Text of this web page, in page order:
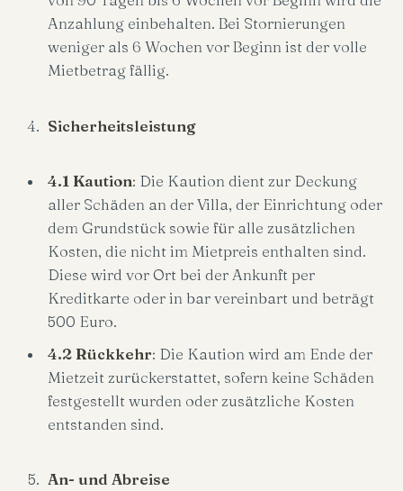
Anzahlung einbehalten. Bei Stornierungen
weniger als 6 Wochen vor Beginn ist der volle
Mietbetrag fällig.
Sicherheitsleistung
4.1 Kaution: Die Kaution dient zur Deckung
aller Schäden an der Villa, der Einrichtung oder
dem Grundstück sowie für alle zusätzlichen
Kosten, die nicht im Mietpreis enthalten sind.
Diese wird vor Ort bei der Ankunft per
Kreditkarte oder in bar vereinbart und beträgt
500 Euro.
4.2 Rückkehr: Die Kaution wird am Ende der
Mietzeit zurückerstattet, sofern keine Schäden
festgestellt wurden oder zusätzliche Kosten
entstanden sind.
An- und Abreise